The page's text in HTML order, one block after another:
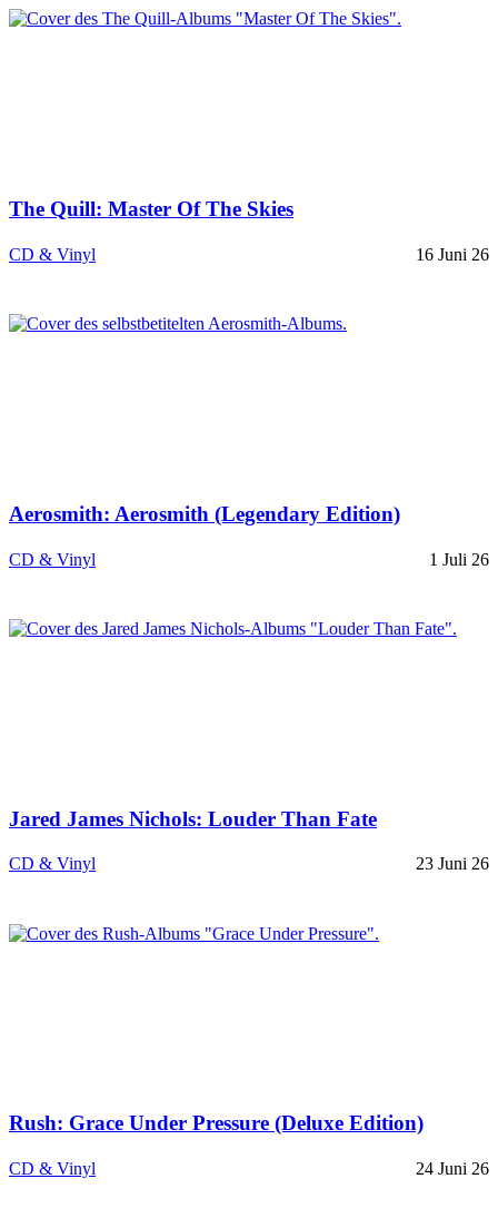
The Quill: Master Of The Skies
CD & Vinyl 16 Juni 26
Aerosmith: Aerosmith (Legendary Edition)
CD & Vinyl 1 Juli 26
Jared James Nichols: Louder Than Fate
CD & Vinyl 23 Juni 26
Rush: Grace Under Pressure (Deluxe Edition)
CD & Vinyl 24 Juni 26